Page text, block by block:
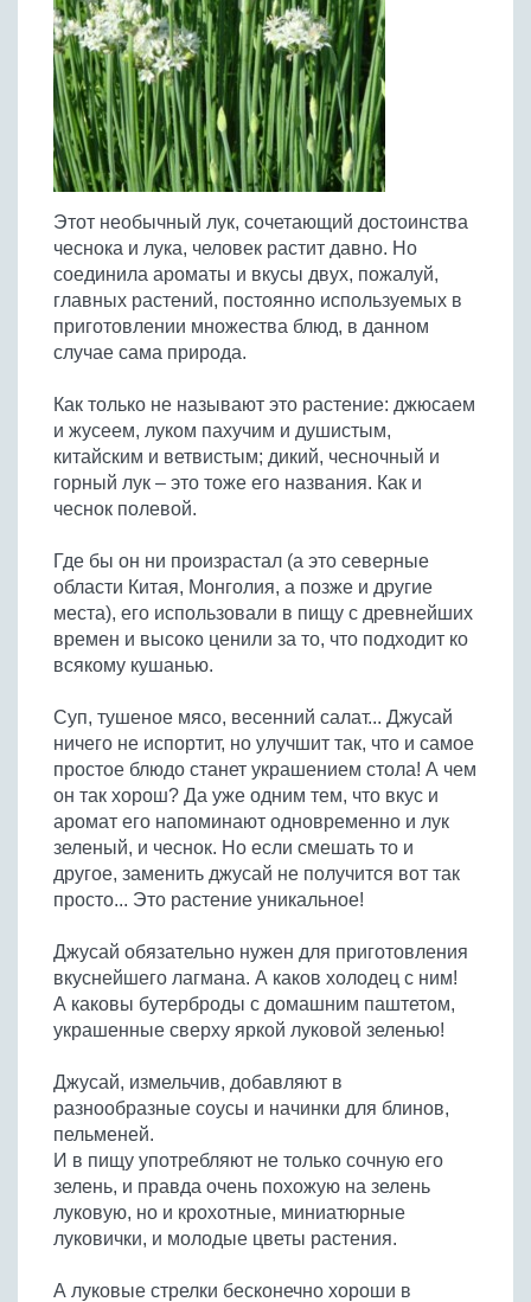
Из яиц и другие
Холодные супы
Супы-пюре
Молочные супы
Сладкие супы
Отварное мясо
Запеченное мясо
Тушеное мясо
Из мясного фарша
Из субпродуктов
Жареная рыба
Отварная и паровая
Запеченная рыба
Тушеная рыба
Из рыбного фарша
Морепродукты
Суши и роллы
Вся птица
Жареная птица
Отварная птица
Запеченная птица
Тушеная птица
Из фарша птицы
Из субпродуктов птицы
Овощи
Все овощи
Жареные овощи
Отварные овощи
Тушеные овощи
Запеченные овощи
Выпечка
Вся выпечка
Торты и пирожные
Пироги и пирожки
Кексы и маффины
Печенье и булочки
Блины и оладьи
Кремы
Соусы
Все соусы
Соусы к рыбе
Соусы к овощам
Другие соусы
Все напитки
Алкогольные напитки
Безалкогольные напитки
Заготовки
Все заготовки
Ягоды и фрукты
Грибы
Другие заготовки
Десерты
Конфеты и сладости
Ещё...
Пельмени, вареники
Макароны
Грибы
Яйца
Крупы
Этот необычный лук, сочетающий достоинства
чеснока и лука, человек растит давно. Но
соединила ароматы и вкусы двух, пожалуй,
главных растений, постоянно используемых в
приготовлении множества блюд, в данном
случае сама природа.
Как только не называют это растение: джюсаем
и жусеем, луком пахучим и душистым,
китайским и ветвистым; дикий, чесночный и
горный лук – это тоже его названия. Как и
чеснок полевой.
Где бы он ни произрастал (а это северные
области Китая, Монголия, а позже и другие
места), его использовали в пищу с древнейших
времен и высоко ценили за то, что подходит ко
всякому кушанью.
Суп, тушеное мясо, весенний салат... Джусай
ничего не испортит, но улучшит так, что и самое
простое блюдо станет украшением стола! А чем
он так хорош? Да уже одним тем, что вкус и
аромат его напоминают одновременно и лук
зеленый, и чеснок. Но если смешать то и
другое, заменить джусай не получится вот так
просто... Это растение уникальное!
Джусай обязательно нужен для приготовления
вкуснейшего лагмана. А каков холодец с ним!
А каковы бутерброды с домашним паштетом,
украшенные сверху яркой луковой зеленью!
Джусай, измельчив, добавляют в
разнообразные соусы и начинки для блинов,
пельменей.
И в пищу употребляют не только сочную его
зелень, и правда очень похожую на зелень
луковую, но и крохотные, миниатюрные
луковички, и молодые цветы растения.
А луковые стрелки бесконечно хороши в